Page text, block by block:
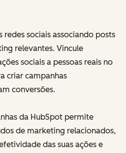
sociais associando posts
relevantes. Vincule
sociais a pessoas reais no
criar campanhas
conversões.
da HubSpot permite
de marketing relacionados,
das suas ações e